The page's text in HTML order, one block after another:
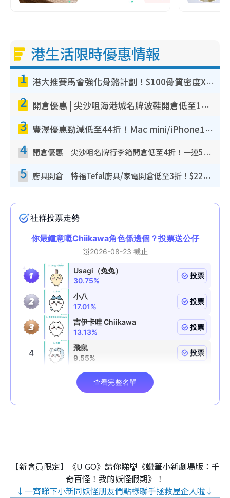
港生活限時優惠情報
1 港大推賽馬會強化骨骼計劃！$100骨質密度X光檢查 完成免費運動訓練送超市禮券！附參加資格
2 開倉優惠 | 尖沙咀海港城名牌波鞋開倉低至1折！On鞋$899起／Joy&Peace鞋履$98起
3 豐澤優惠勁減低至44折！Mac mini/iPhone17Pro大減價！廚房家電$220起
4 開倉優惠｜尖沙咀名牌行李箱開倉低至4折！一連5日 American Tourister/ace./Hallmark $200起！
5 廚具開倉｜特福Tefal廚具/家電開倉低至3折！$220起買平底鍋/炒鑊/湯煲！電飯煲/吸塵機/燙斗$418起
【新會員限定】《U GO》請你睇👹《蠟筆小新劇場版：千
奇百怪！我的妖怪假期》！
↓一齊睇下小新同妖怪朋友們點樣聯手拯救屋企人啦↓